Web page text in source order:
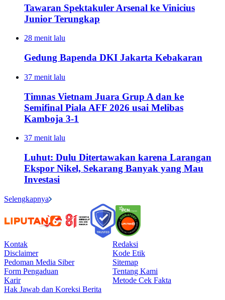
Tawaran Spektakuler Arsenal ke Vinicius
Junior Terungkap
28 menit lalu
Gedung Bapenda DKI Jakarta Kebakaran
37 menit lalu
Timnas Vietnam Juara Grup A dan ke
Semifinal Piala AFF 2026 usai Melibas
Kamboja 3-1
37 menit lalu
Luhut: Dulu Ditertawakan karena Larangan
Ekspor Nikel, Sekarang Banyak yang Mau
Investasi
Selengkapnya
Kontak
Redaksi
Disclaimer
Kode Etik
Pedoman Media Siber
Sitemap
Form Pengaduan
Tentang Kami
Karir
Metode Cek Fakta
Hak Jawab dan Koreksi Berita